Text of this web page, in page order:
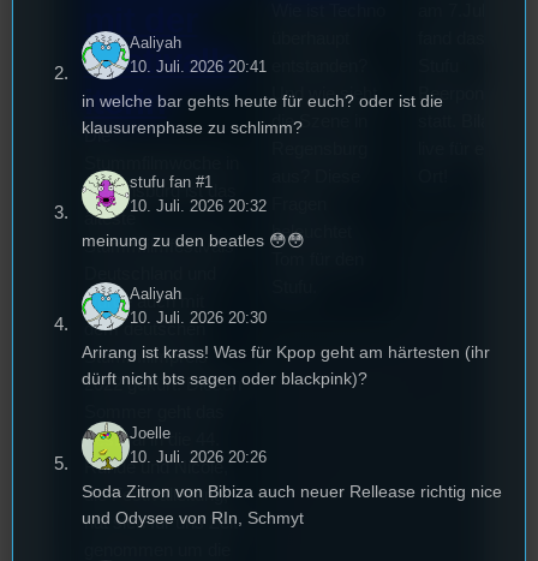
Festivalle
iterin
Die
Regensburg ist das
älteste
Stummfilmfestivals
wurde auch mit
dem deutschen
Stummfilmpreis
2022 gekürt. Diesen
Festival in die 44.
Runde und Nicole,
die Festivalleitung,
hat sich für uns Zeit
Und wie sieht
die Szene in
beleuchtet
Aaliyah
10. Juli. 2026 20:41
in welche bar gehts heute für euch? oder ist die
klausurenphase zu schlimm?
stufu fan #1
10. Juli. 2026 20:32
meinung zu den beatles 😳😳
Aaliyah
10. Juli. 2026 20:30
Arirang ist krass! Was für Kpop geht am härtesten (ihr
dürft nicht bts sagen oder blackpink)?
Joelle
10. Juli. 2026 20:26
Soda Zitron von Bibiza auch neuer Rellease richtig nice
und Odysee von RIn, Schmyt